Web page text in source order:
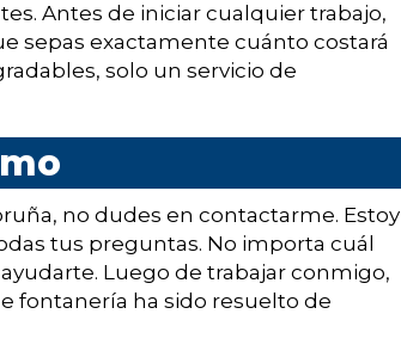
Antes de iniciar cualquier trabajo,
sepas exactamente cuánto costará
solo un servicio de
no dudes en contactarme. Estoy
tus preguntas. No importa cuál
Luego de trabajar conmigo,
fontanería ha sido resuelto de